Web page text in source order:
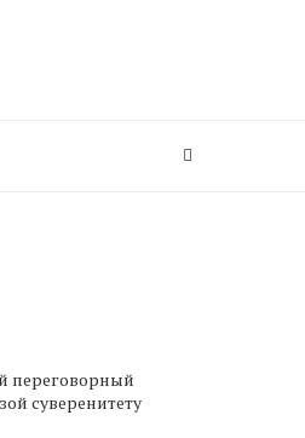
переговорный
суверенитету